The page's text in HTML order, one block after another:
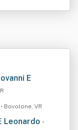
E
• Bovolone, VR
Leonardo •